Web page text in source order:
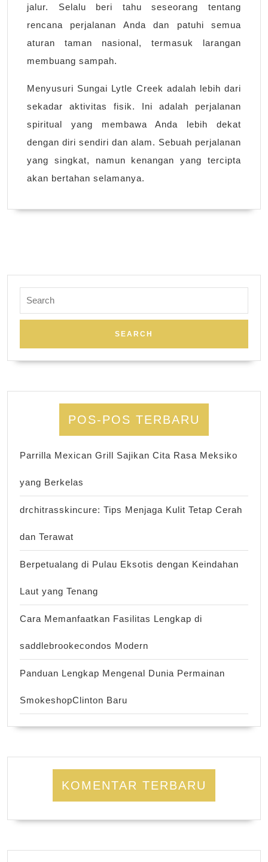
jalur. Selalu beri tahu seseorang tentang
rencana perjalanan Anda dan patuhi semua
aturan taman nasional, termasuk larangan
membuang sampah.
Menyusuri Sungai Lytle Creek adalah lebih dari
sekadar aktivitas fisik. Ini adalah perjalanan
spiritual yang membawa Anda lebih dekat
dengan diri sendiri dan alam. Sebuah perjalanan
yang singkat, namun kenangan yang tercipta
akan bertahan selamanya.
for:
POS-POS TERBARU
Parrilla Mexican Grill Sajikan Cita Rasa Meksiko
yang Berkelas
drchitrasskincure: Tips Menjaga Kulit Tetap Cerah
dan Terawat
Berpetualang di Pulau Eksotis dengan Keindahan
Laut yang Tenang
Cara Memanfaatkan Fasilitas Lengkap di
saddlebrookecondos Modern
Panduan Lengkap Mengenal Dunia Permainan
SmokeshopClinton Baru
KOMENTAR TERBARU